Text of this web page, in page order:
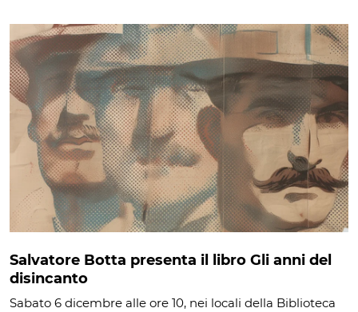
Salvatore Botta presenta il libro Gli anni del
disincanto
Sabato 6 dicembre alle ore 10, nei locali della Biblioteca